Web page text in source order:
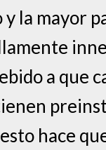
y la mayor
a que
hace